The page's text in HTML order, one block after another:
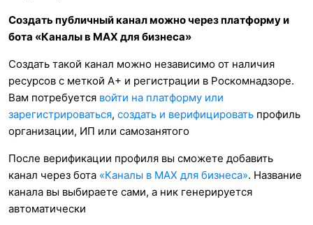
Создать публичный канал можно через платформу и
бота «Каналы в MAX для бизнеса»
Создать такой канал можно независимо от наличия
ресурсов с меткой А+ и регистрации в Роскомнадзоре.
Вам потребуется войти на платформу или
зарегистрироваться, создать и верифицировать профиль
организации, ИП или самозанятого
После верификации профиля вы сможете добавить
канал через бота «Каналы в MAX для бизнеса». Название
канала вы выбираете сами, а ник генерируется
автоматически